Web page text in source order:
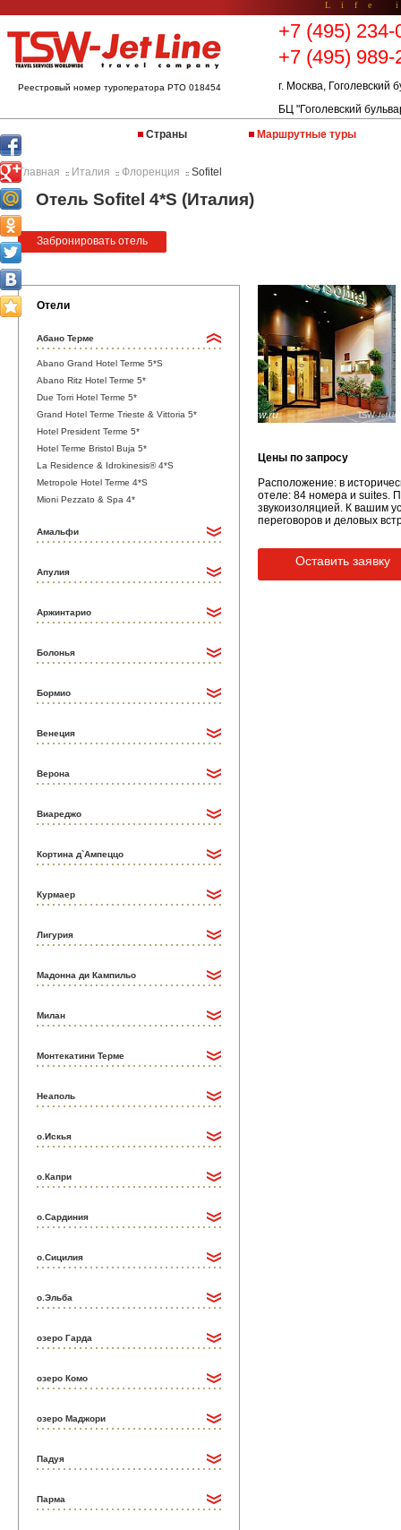
Life
Реестровый номер туроператора РТО 018454
+7 (495) 234-
+7 (495) 989-
г. Москва, Гоголевский
БЦ "Гоголевский
Страны
Маршрутные туры
Главная :: Италия :: Флоренция :: Sofitel
Отель Sofitel 4*S (Италия)
Забронировать отель
Отели
Абано Терме
Abano Grand Hotel Terme 5*S
Abano Ritz Hotel Terme 5*
Due Torri Hotel Terme 5*
Grand Hotel Terme Trieste & Vittoria 5*
Hotel President Terme 5*
Hotel Terme Bristol Buja 5*
La Residence & Idrokinesis® 4*S
Metropole Hotel Terme 4*S
Mioni Pezzato & Spa 4*
Амальфи
Апулия
Аржинтарио
Болонья
Бормио
Венеция
Верона
Виареджо
Кортина д`Ампеццо
Курмаер
Лигурия
Мадонна ди Кампильо
Милан
Монтекатини Терме
Неаполь
о.Искья
о.Капри
о.Сардиния
о.Сицилия
о.Эльба
озеро Гарда
озеро Комо
озеро Маджори
Падуя
Парма
Цены по запросу
Расположение: в
отеле: 84 номера и suites.
звукоизоляцией. К вашим
переговоров и деловых
Оставить заявку